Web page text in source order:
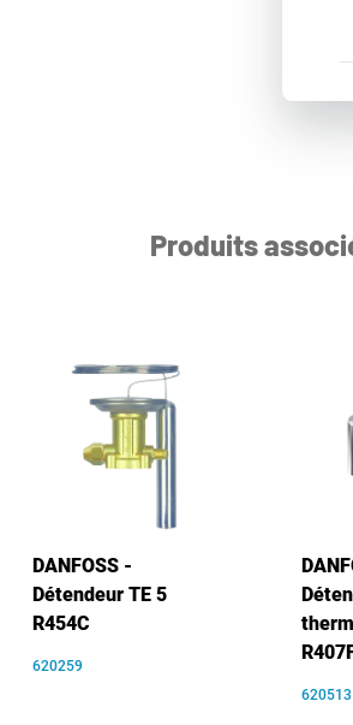
Produits
DANFOSS -
Détendeur TE 5
R454C
620259
620513